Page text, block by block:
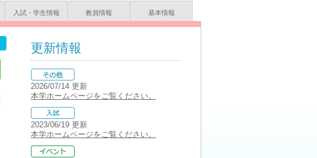
入試・学生情報 教員情報 基本情報
更新情報
2026/07/14 更新
本学ホームページをご覧ください。
2023/06/19 更新
本学ホームページをご覧ください。